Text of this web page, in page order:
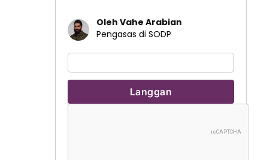
Oleh Vahe Arabian
Pengasas di SODP